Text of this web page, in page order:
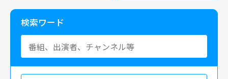
検索ワード